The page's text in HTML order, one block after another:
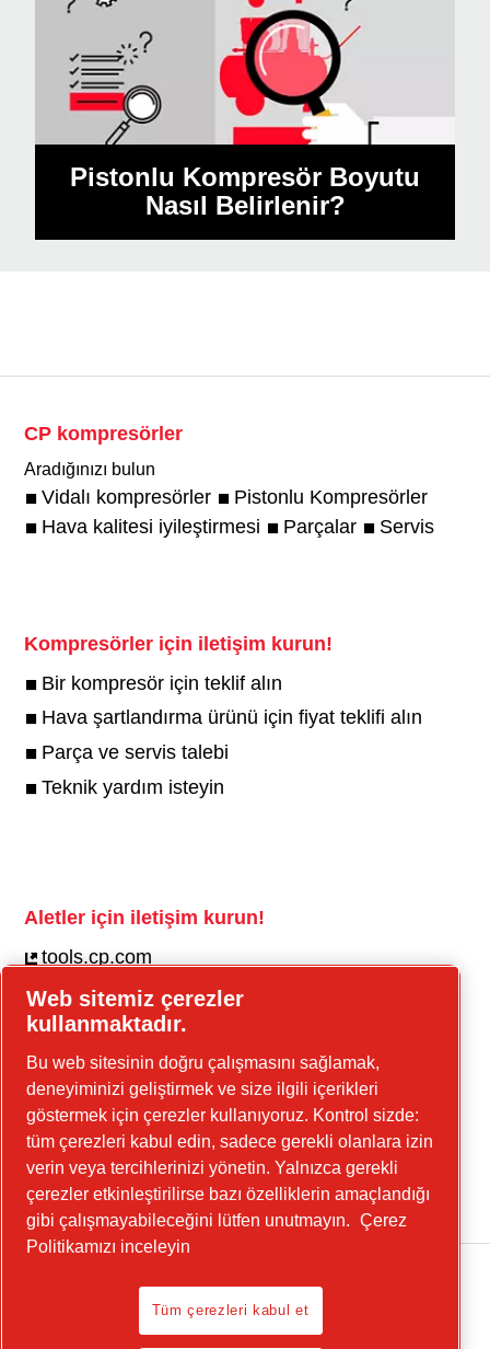
Pistonlu Kompresör Boyutu
Nasıl Belirlenir?
CP kompresörler
Aradığınızı bulun
Vidalı kompresörler
Pistonlu Kompresörler
Hava kalitesi iyileştirmesi
Parçalar Servis
Kompresörler için iletişim kurun!
Bir kompresör için teklif alın
Hava şartlandırma ürünü için fiyat teklifi alın
Parça ve servis talebi
Teknik yardım isteyin
Aletler için iletişim kurun!
tools.cp.com
İnşaat ekipmanı ve seyyar enerji için iletişim
kurun!
güç-tekniği.cp.com
Linkedin
YouTube
Web sitemiz çerezler
kullanmaktadır.
Bu web sitesinin doğru çalışmasını sağlamak,
deneyiminizi geliştirmek ve size ilgili içerikleri
göstermek için çerezler kullanıyoruz. Kontrol sizde:
tüm çerezleri kabul edin, sadece gerekli olanlara izin
verin veya tercihlerinizi yönetin. Yalnızca gerekli
çerezler etkinleştirilirse bazı özelliklerin amaçlandığı
gibi çalışmayabileceğini lütfen unutmayın. Çerez
Politikamızı inceleyin
Tüm çerezleri kabul et